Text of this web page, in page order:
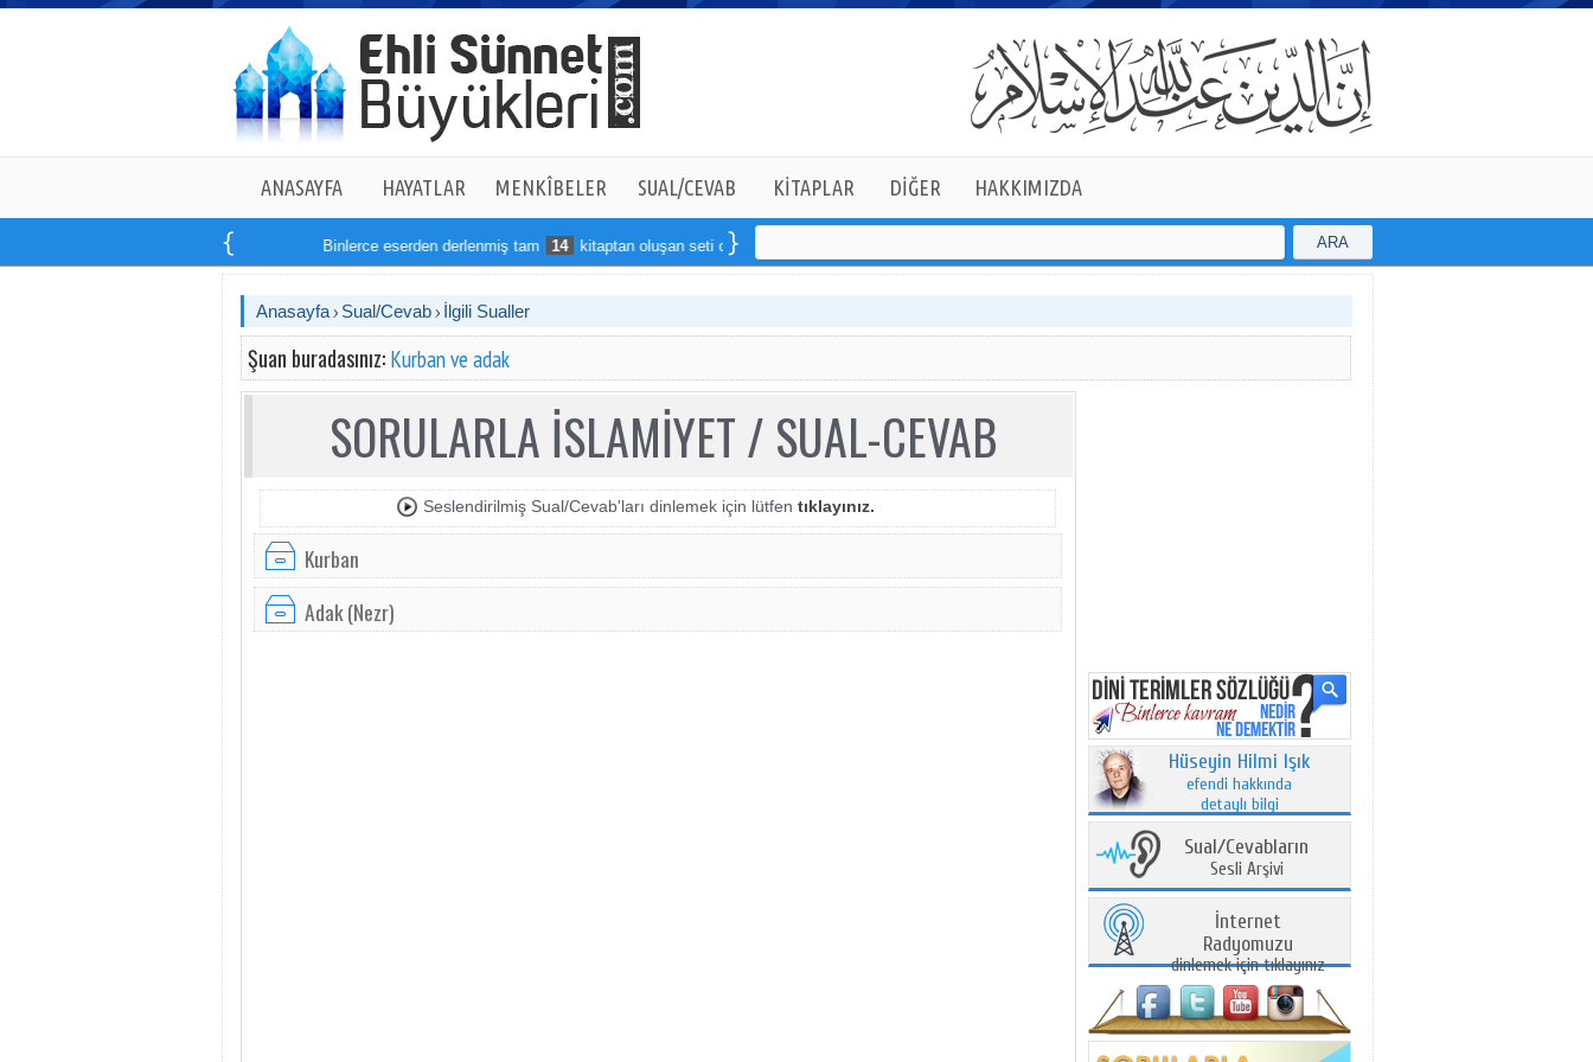
ANASAYFA HAYATLAR MENKÎBELER SUAL/CEVAB KİTAPLAR DİĞER HAKKIMIZDA
Binlerce eserden derlenmiş tam 14 kitaptan oluşan seti online sipariş verebilirsiniz ARA
Anasayfa Sual/Cevab İlgili Sualler
Şuan buradasınız: Kurban ve adak
SORULARLA İSLAMİYET / SUAL-CEVAB
Seslendirilmiş Sual/Cevab'ları dinlemek için lütfen tıklayınız.
Kurban
Adak (Nezr)
Hüseyin Hilmi Işık
efendi hakkında
detaylı bilgi
Sual/Cevabların
Sesli Arşivi
İnternet
Radyomuzu
dinlemek için tıklayınız